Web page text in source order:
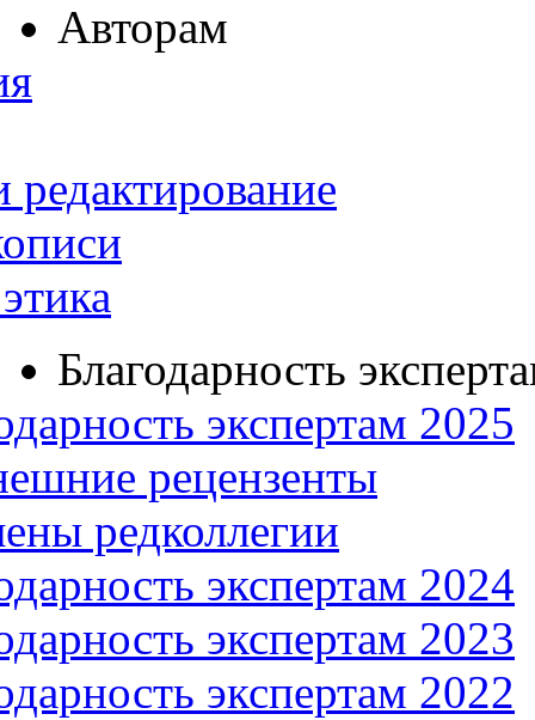
Авторам
редактирование
Благодарность
экспертам 2025
рецензенты
редколлегии
экспертам 2024
экспертам 2023
экспертам 2022